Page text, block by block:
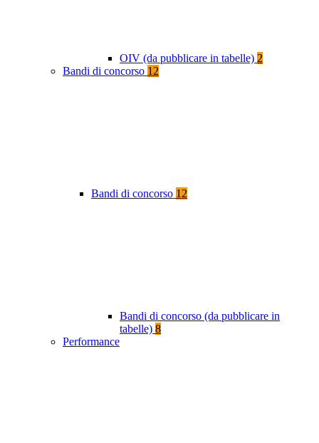
OIV (da pubblicare in tabelle) 2
Bandi di concorso 12
Bandi di concorso 12
Bandi di concorso (da pubblicare in
tabelle) 8
Performance